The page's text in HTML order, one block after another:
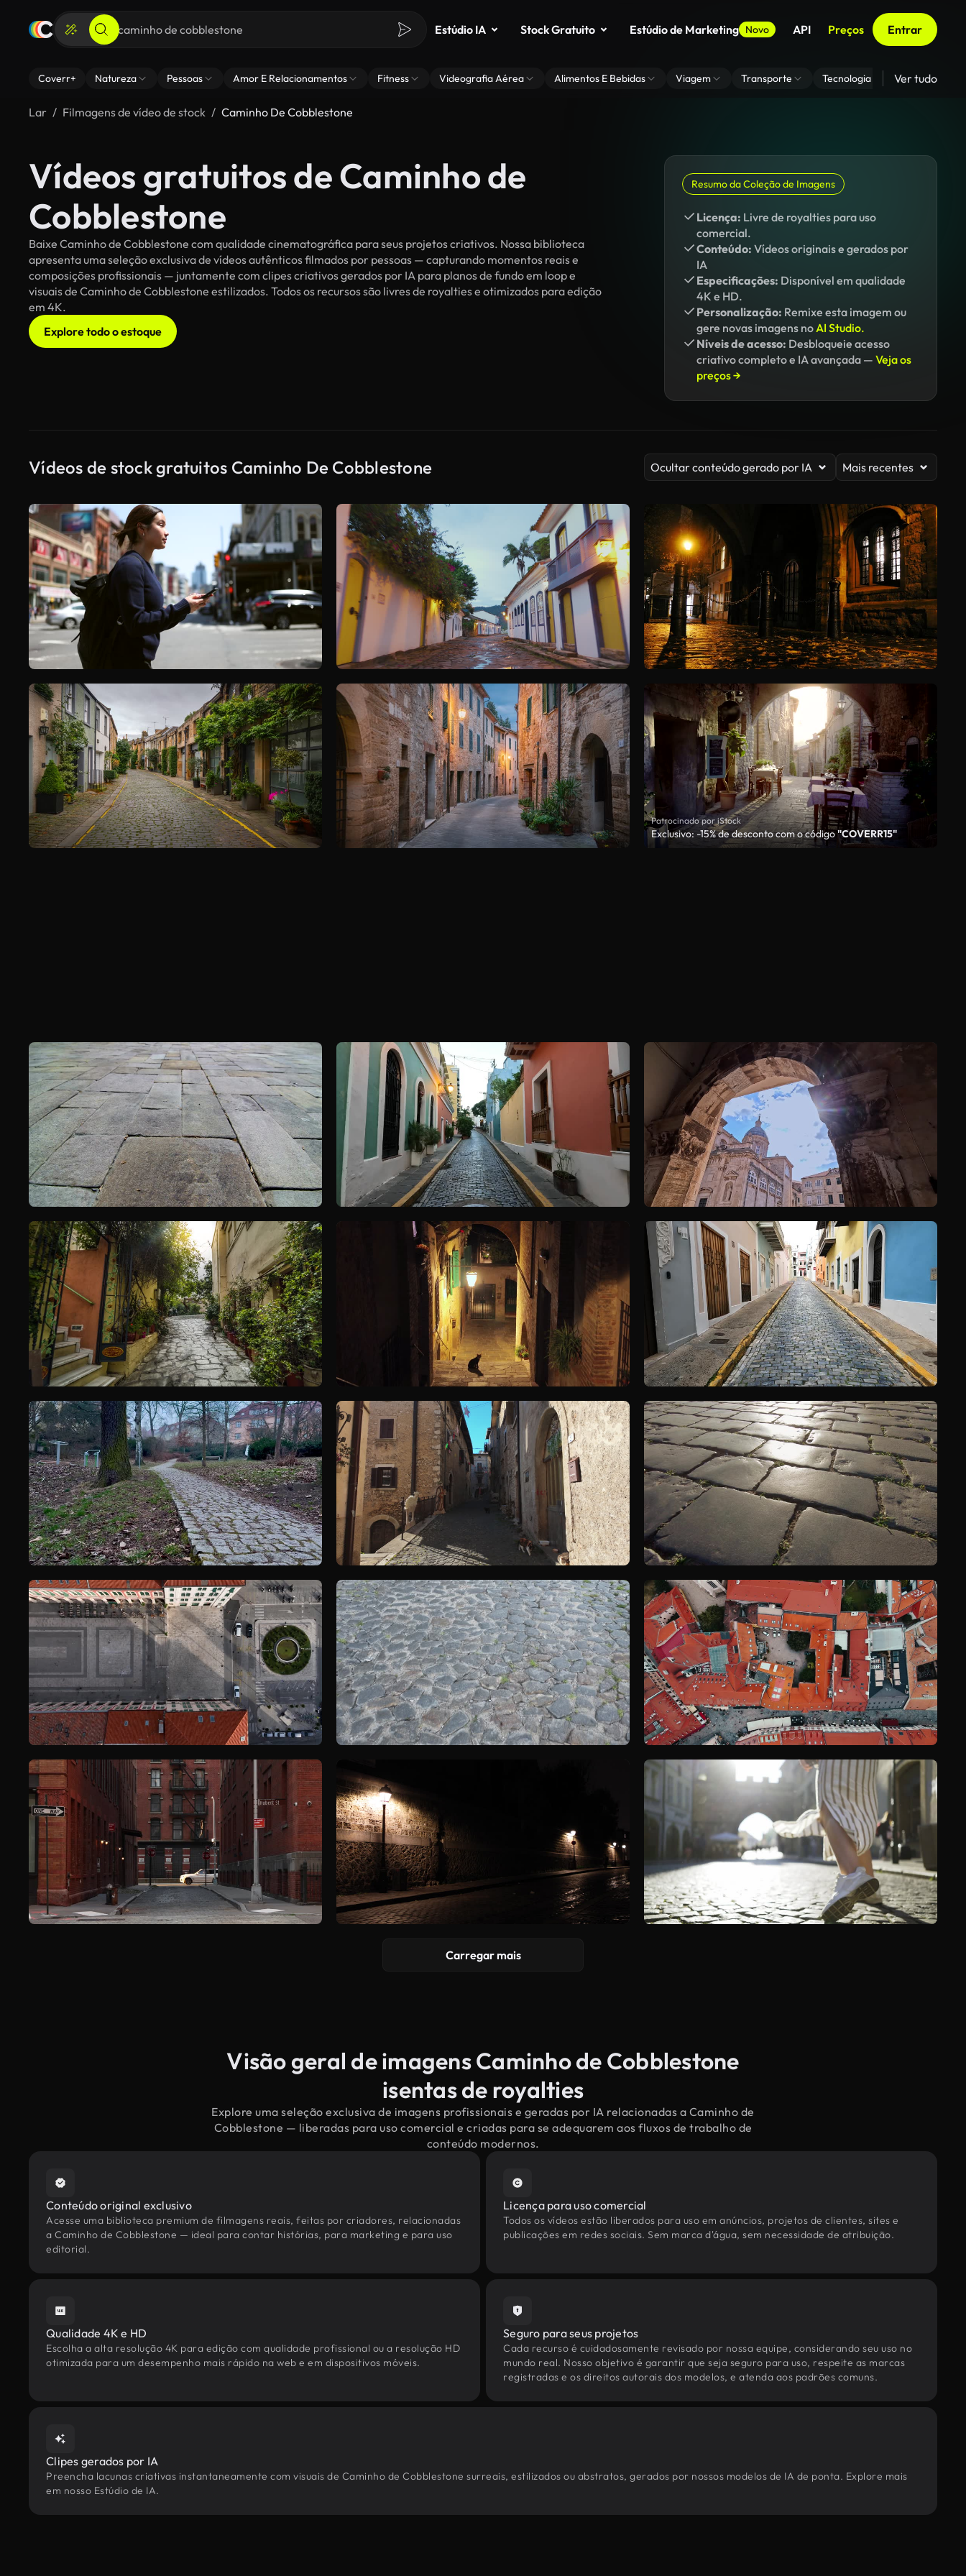
Estúdio IA Stock Gratuito Estúdio de Marketing Novo API Preços Entrar
Coverr+ Natureza Pessoas Amor E Relacionamentos Fitness Videografia Aérea Alimentos E Bebidas Viagem Transporte Tecnologia Zoom De
Ver tudo
Lar Filmagens de vídeo de stock Caminho De Cobblestone
Vídeos gratuitos de Caminho de
Cobblestone
Baixe Caminho de Cobblestone com qualidade cinematográfica para seus projetos criativos. Nossa biblioteca
apresenta uma seleção exclusiva de vídeos autênticos filmados por pessoas — capturando momentos reais e
composições profissionais — juntamente com clipes criativos gerados por IA para planos de fundo em loop e
visuais de Caminho de Cobblestone estilizados. Todos os recursos são livres de royalties e otimizados para edição
em 4K.
Explore todo o estoque
Resumo da Coleção de Imagens
Licença: Livre de royalties para uso
comercial.
Conteúdo: Vídeos originais e gerados por
IA
Especificações: Disponível em qualidade
4K e HD.
Personalização: Remixe esta imagem ou
gere novas imagens noAI Studio.
Níveis de acesso: Desbloqueie acesso
criativo completo e IA avançada — Veja os
preços →
Vídeos de stock gratuitos Caminho De Cobblestone Ocultar conteúdo gerado por IA Mais recentes
Patrocinado por iStock
Exclusivo: -15% de desconto com o código"COVERR15"
Carregar mais
Visão geral de imagens Caminho de Cobblestone
isentas de royalties
Explore uma seleção exclusiva de imagens profissionais e geradas por IA relacionadas a Caminho de
Cobblestone — liberadas para uso comercial e criadas para se adequarem aos fluxos de trabalho de
conteúdo modernos.
Conteúdo original exclusivo
Acesse uma biblioteca premium de filmagens reais, feitas por criadores, relacionadas
a Caminho de Cobblestone — ideal para contar histórias, para marketing e para uso
editorial.
Licença para uso comercial
Todos os vídeos estão liberados para uso em anúncios, projetos de clientes, sites e
publicações em redes sociais. Sem marca d'água, sem necessidade de atribuição.
Qualidade 4K e HD
Escolha a alta resolução 4K para edição com qualidade profissional ou a resolução HD
otimizada para um desempenho mais rápido na web e em dispositivos móveis.
Seguro para seus projetos
Cada recurso é cuidadosamente revisado por nossa equipe, considerando seu uso no
mundo real. Nosso objetivo é garantir que seja seguro para uso, respeite as marcas
registradas e os direitos autorais dos modelos, e atenda aos padrões comuns.
Clipes gerados por IA
Preencha lacunas criativas instantaneamente com visuais de Caminho de Cobblestone surreais, estilizados ou abstratos, gerados por nossos modelos de IA de ponta. Explore mais
em nosso Estúdio de IA.